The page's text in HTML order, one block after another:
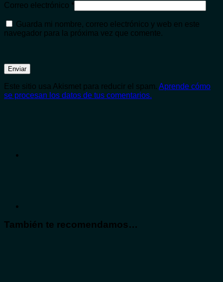
Correo electrónico *
Guarda mi nombre, correo electrónico y web en este
navegador para la próxima vez que comente.
Este sitio usa Akismet para reducir el spam. Aprende cómo
se procesan los datos de tus comentarios.
También te recomendamos…